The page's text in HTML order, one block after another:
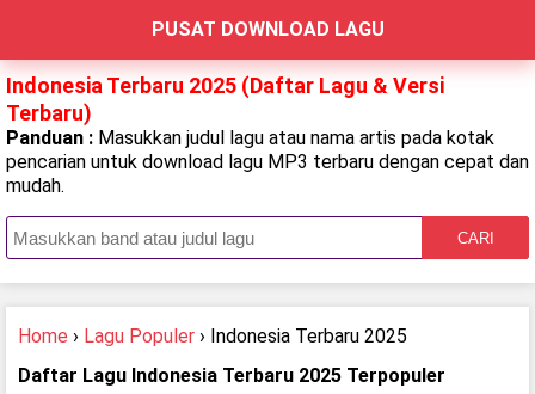
PUSAT DOWNLOAD LAGU
Indonesia Terbaru 2025 (Daftar Lagu & Versi
Terbaru)
Panduan : Masukkan judul lagu atau nama artis pada kotak
pencarian untuk download lagu MP3 terbaru dengan cepat dan
mudah.
CARI
Home › Lagu Populer › Indonesia Terbaru 2025
Daftar Lagu Indonesia Terbaru 2025 Terpopuler